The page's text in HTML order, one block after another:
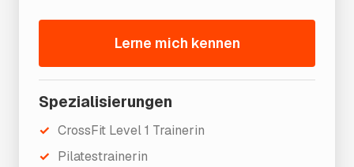
Lerne mich kennen
Spezialisierungen
CrossFit Level 1 Trainerin
Pilatestrainerin